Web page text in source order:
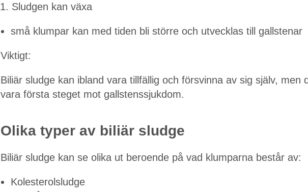
Sludgen kan växa
små klumpar kan med tiden bli större och utvecklas till gallstenar
Viktigt:
Biliär sludge kan ibland vara tillfällig och försvinna av sig själv, men
vara första steget mot gallstenssjukdom.
Olika typer av biliär sludge
Biliär sludge kan se olika ut beroende på vad klumparna består av:
Kolesterolsludge